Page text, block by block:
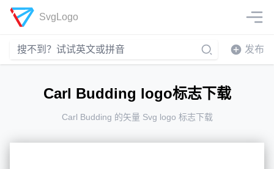
SvgLogo
发布
Carl Budding logo标志下载
Carl Budding 的矢量 Svg logo 标志下载